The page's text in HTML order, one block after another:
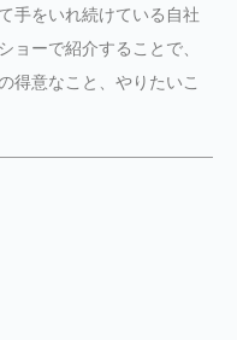
手をいれ続けている自社
ョーで紹介することで、
得意なこと、やりたいこ